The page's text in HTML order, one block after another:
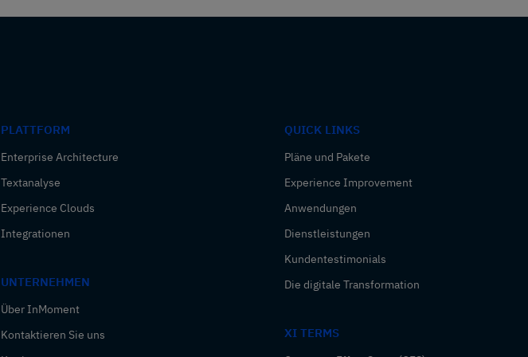
PLATTFORM
Enterprise Architecture
Textanalyse
Experience Clouds
Integrationen
UNTERNEHMEN
Über InMoment
Kontaktieren Sie uns
QUICK LINKS
Pläne und Pakete
Experience Improvement
Anwendungen
Dienstleistungen
Kundentestimonials
Die digitale Transformation
XI TERMS